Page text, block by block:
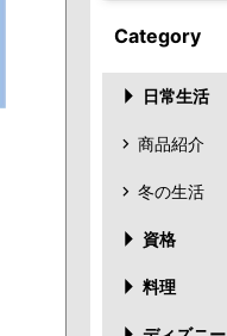
Category
日常生活
商品紹介
冬の生活
資格
料理